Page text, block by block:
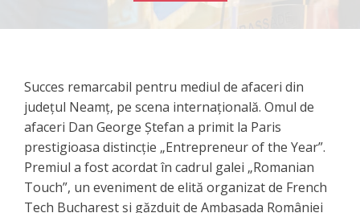
Succes remarcabil pentru mediul de afaceri din
județul Neamț, pe scena internațională. Omul de
afaceri Dan George Ștefan a primit la Paris
prestigioasa distincție „Entrepreneur of the Year”.
Premiul a fost acordat în cadrul galei „Romanian
Touch”, un eveniment de elită organizat de French
Tech Bucharest și găzduit de Ambasada României